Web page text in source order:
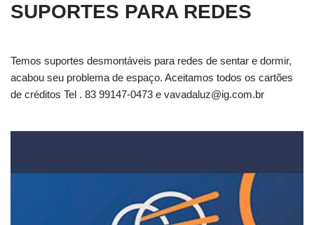
SUPORTES PARA REDES
Temos suportes desmontáveis para redes de sentar e dormir,
acabou seu problema de espaço. Aceitamos todos os cartões
de créditos Tel . 83 99147-0473 e vavadaluz@ig.com.br